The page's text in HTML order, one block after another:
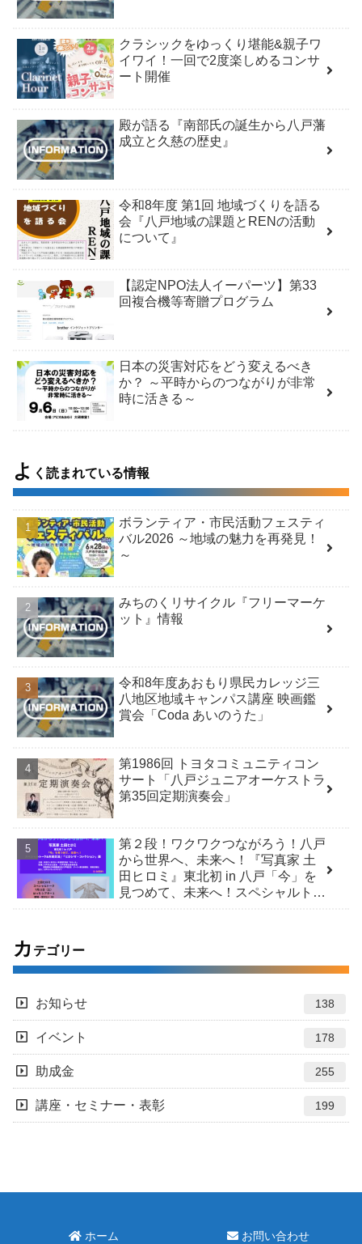
クラシックをゆっくり堪能&親子ワ
イワイ！一回で2度楽しめるコンサ
ート開催
殿が語る『南部氏の誕生から八戸藩
成立と久慈の歴史』
令和8年度 第1回 地域づくりを語る
会『八戸地域の課題とRENの活動
について』
【認定NPO法人イーパーツ】第33
回複合機等寄贈プログラム
日本の災害対応をどう変えるべき
か？ ～平時からのつながりが非常
時に活きる～
よ く読まれている情報
ボランティア・市民活動フェスティ
バル2026 ～地域の魅力を再発見！
～
みちのくリサイクル『フリーマーケ
ット』情報
令和8年度あおもり県民カレッジ三
八地区地域キャンパス講座 映画鑑
賞会「Coda あいのうた」
第1986回 トヨタコミュニティコン
サート「八戸ジュニアオーケストラ
第35回定期演奏会」
第２段！ワクワクつながろう！八戸
から世界へ、未来へ！『写真家 土
田ヒロミ』東北初 in 八戸「今」を
見つめて、未来へ！スペシャルトー
カ テゴリー
お知らせ 138
イベント 178
助成金 255
講座・セミナー・表彰 199
ホーム お問い合わせ